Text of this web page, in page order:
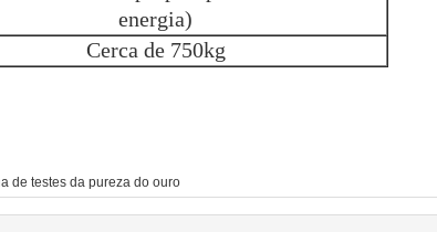
energia)
Cerca de 750kg
de testes da pureza do ouro